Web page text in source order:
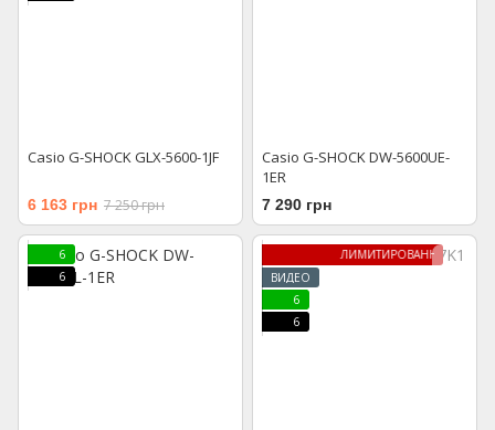
Casio G-SHOCK GLX-5600-1JF
6 163 грн 7 250 грн
Casio G-SHOCK DW-5600UE-
1ER
7 290 грн
6
6
ЛИМИТИРОВАННАЯ МОДЕЛЬ
ВИДЕО
6
6